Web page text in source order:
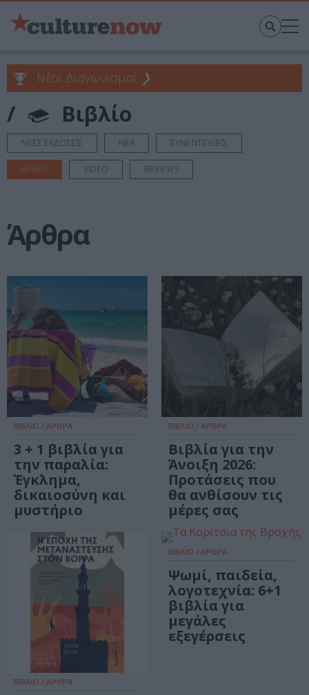
Νέοι Διαγωνισμοί ❯
/ Βιβλίο
ΝΕΕΣ ΕΚΔΟΣΕΙΣ ΝΕΑ ΣΥΝΕΝΤΕΥΞΕΙΣ
ΑΡΘΡΑ VIDEO REVIEWS
Άρθρα
ΒΙΒΛΙΟ / ΑΡΘΡΑ
3 + 1 βιβλία για
την παραλία:
Έγκλημα,
δικαιοσύνη και
μυστήριο
ΒΙΒΛΙΟ / ΑΡΘΡΑ
Βιβλία για την
Άνοιξη 2026:
Προτάσεις που
θα ανθίσουν τις
μέρες σας
ΒΙΒΛΙΟ / ΑΡΘΡΑ
ΒΙΒΛΙΟ / ΑΡΘΡΑ
Ψωμί, παιδεία,
λογοτεχνία: 6+1
βιβλία για
μεγάλες
εξεγέρσεις